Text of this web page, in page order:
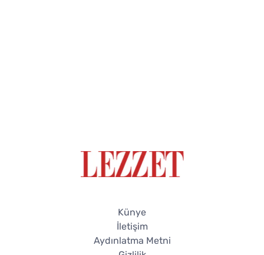
Künye
İletişim
Aydınlatma Metni